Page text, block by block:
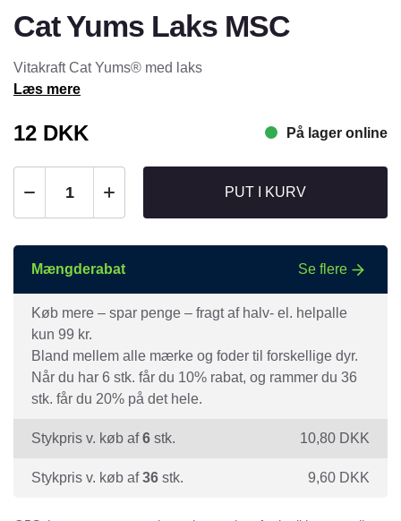
Cat Yums Laks MSC
Vitakraft Cat Yums® med laks
Læs mere
12 DKK På lager online
PUT I KURV
Mængderabat Se flere
Køb mere – spar penge – fragt af halv- el. helpalle
kun 99 kr.
Bland mellem alle mærke og foder til forskellige dyr.
Når du har 6 stk. får du 10% rabat, og rammer du 36
stk. får du 20% på det hele.
Stykpris v. køb af6 stk. 10,80 DKK
Stykpris v. køb af36 stk. 9,60 DKK